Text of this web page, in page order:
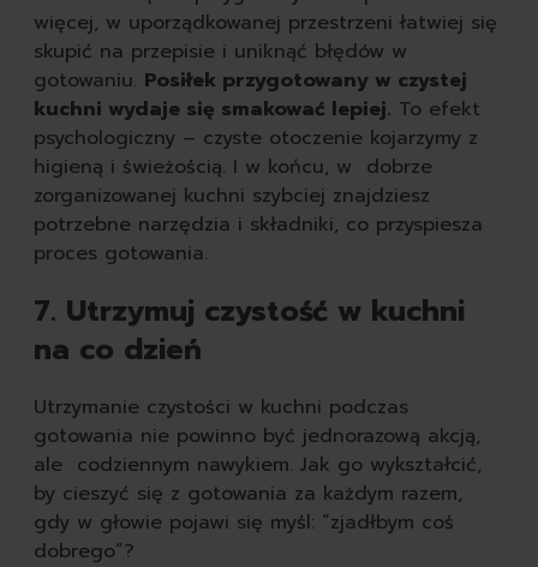
więcej, w uporządkowanej przestrzeni łatwiej się
skupić na przepisie i uniknąć błędów w
gotowaniu. Posiłek przygotowany w czystej
kuchni wydaje się smakować lepiej. To efekt
psychologiczny – czyste otoczenie kojarzymy z
higieną i świeżością. I w końcu, w dobrze
zorganizowanej kuchni szybciej znajdziesz
potrzebne narzędzia i składniki, co przyspiesza
proces gotowania.
7. Utrzymuj czystość w kuchni
na co dzień
Utrzymanie czystości w kuchni podczas
gotowania nie powinno być jednorazową akcją,
ale codziennym nawykiem. Jak go wykształcić,
by cieszyć się z gotowania za każdym razem,
gdy w głowie pojawi się myśl: “zjadłbym coś
dobrego”?